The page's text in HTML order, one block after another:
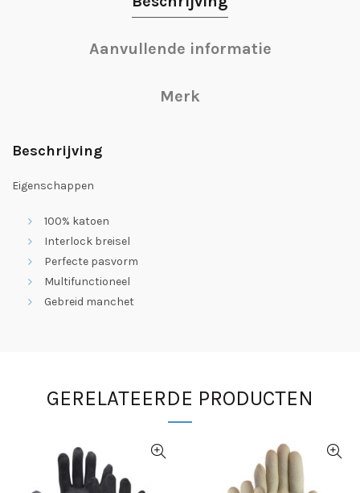
Aanvullende informatie
Merk
Beschrijving
Eigenschappen
100% katoen
Interlock breisel
Perfecte pasvorm
Multifunctioneel
Gebreid manchet
GERELATEERDE PRODUCTEN